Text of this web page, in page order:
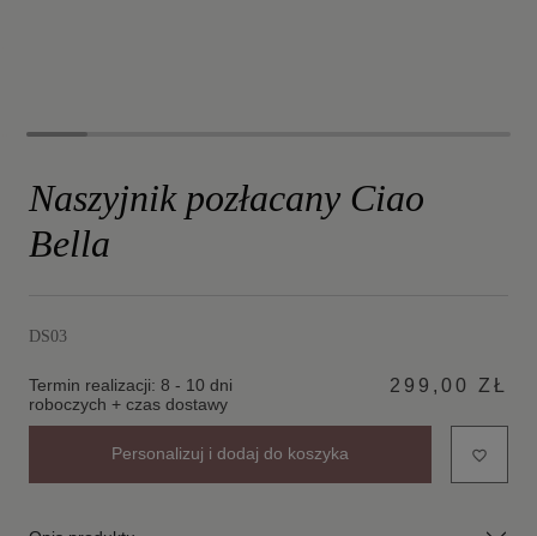
Naszyjnik pozłacany Ciao
Bella
DS03
Termin realizacji: 8 - 10 dni
roboczych + czas dostawy
299,00 ZŁ
Personalizuj i dodaj do koszyka favorite_border